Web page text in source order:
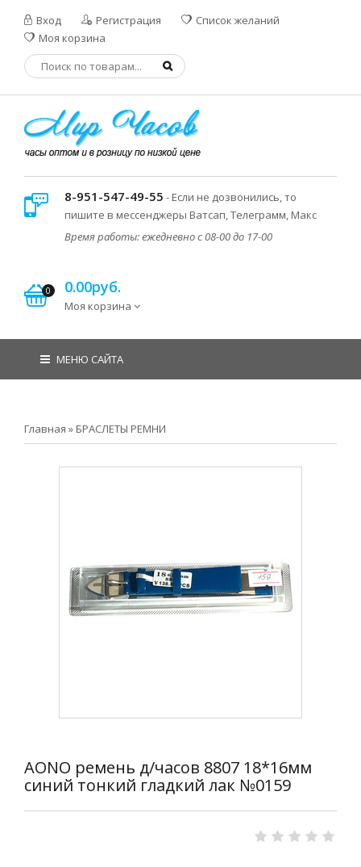
Вход Регистрация
Список желаний
Моя корзина
8-951-547-49-55 - Если не дозвонились, то
пишите в мессенджеры Ватсап, Телеграмм, Макс
Время работы: ежедневно с 08-00 до 17-00
0 0.00руб.
Моя корзина
МЕНЮ САЙТА
Главная » БРАСЛЕТЫ РЕМНИ
AONO ремень д/часов 8807 18*16мм
синий тонкий гладкий лак №0159